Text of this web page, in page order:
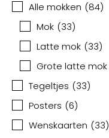
Alle mokken (84)
Mok (33)
Latte mok (33)
Grote latte mok
Tegeltjes (33)
Posters (6)
Wenskaarten (33)